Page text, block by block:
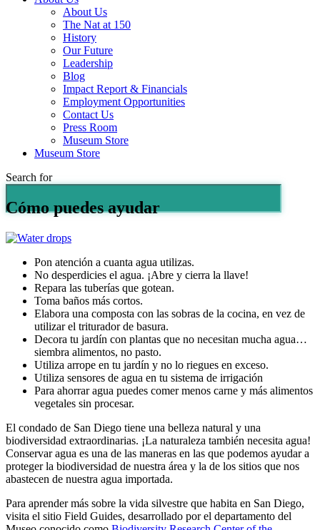
About Us
The Nat at 150
History
Our Future
Leadership
Blog
Impact Report & Financials
Employment Opportunities
Contact Us
Press Room
Museum Store
Museum Store
Search for
Cómo puedes ayudar
Pon atención a cuanta agua utilizas.
No desperdicies el agua. ¡Abre y cierra la llave!
Repara las tuberías que gotean.
Toma baños más cortos.
Elabora una composta con las sobras de la cocina, en vez de
utilizar el triturador de basura.
Decora tu jardín con plantas que no necesitan mucha agua…
siembra alimentos, no pasto.
Utiliza arrope en tu jardín y no lo riegues en exceso.
Utiliza sensores de agua en tu sistema de irrigación
Para ahorrar agua puedes comer menos carne y más alimentos
vegetales sin procesar.
El condado de San Diego tiene una belleza natural y una
biodiversidad extraordinarias. ¡La naturaleza también necesita agua!
Conservar agua es una de las maneras en las que podemos ayudar a
proteger la biodiversidad de nuestra área y la de los sitios que nos
abastecen de nuestra agua importada.
Para aprender más sobre la vida silvestre que habita en San Diego,
visita el sitio Field Guides, desarrollado por el departamento del